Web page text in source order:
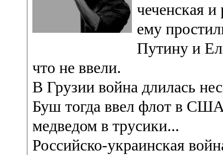
чеченская и
ему
Путину и
что не ввели.
В Грузии война длилась
Буш тогда ввел флот в США
медведом в трусики...
Российско-украинская